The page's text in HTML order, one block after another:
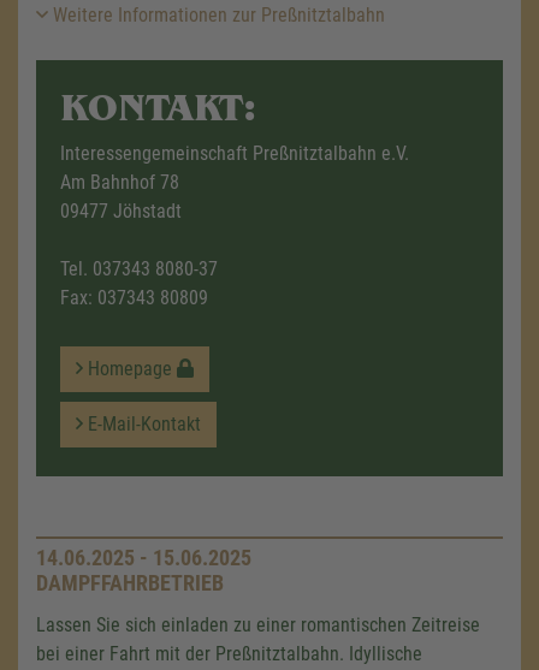
Weitere Informationen zur Preßnitztalbahn
KONTAKT:
Interessengemeinschaft Preßnitztalbahn e.V.
Am Bahnhof 78
09477 Jöhstadt
Tel. 037343 8080-37
Fax: 037343 80809
Homepage
E-Mail-Kontakt
14.06.2025 - 15.06.2025
DAMPFFAHRBETRIEB
Lassen Sie sich einladen zu einer romantischen Zeitreise
bei einer Fahrt mit der Preßnitztalbahn. Idyllische